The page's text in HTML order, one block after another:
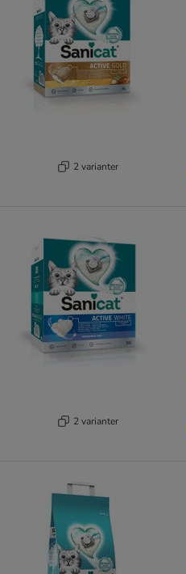
2 varianter
2 varianter